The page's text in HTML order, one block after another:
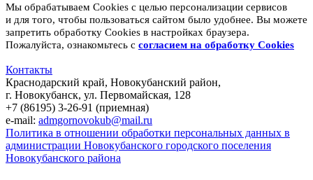
Мы обрабатываем Cookies с целью персонализации сервисов
и для того, чтобы пользоваться сайтом было удобнее. Вы можете
запретить обработку Cookies в настройках браузера.
Пожалуйста, ознакомьтесь с согласием на обработку Cookies
Контакты
Краснодарский край, Новокубанский район,
г. Новокубанск, ул. Первомайская, 128
+7 (86195) 3-26-91 (приемная)
e-mail: admgornovokub@mail.ru
Политика в отношении обработки персональных данных в
администрации Новокубанского городского поселения
Новокубанского района